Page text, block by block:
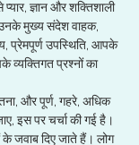
ज्ञान और शक्तिशाली
उनके मुख्य संदेश वाहक,
प्रेमपूर्ण उपस्थिति, आपके
व्यक्तिगत प्रश्नों का
और पूर्ण, गहरे, अधिक
इस पर चर्चा की गई है।
जवाब दिए जाते हैं। लोग